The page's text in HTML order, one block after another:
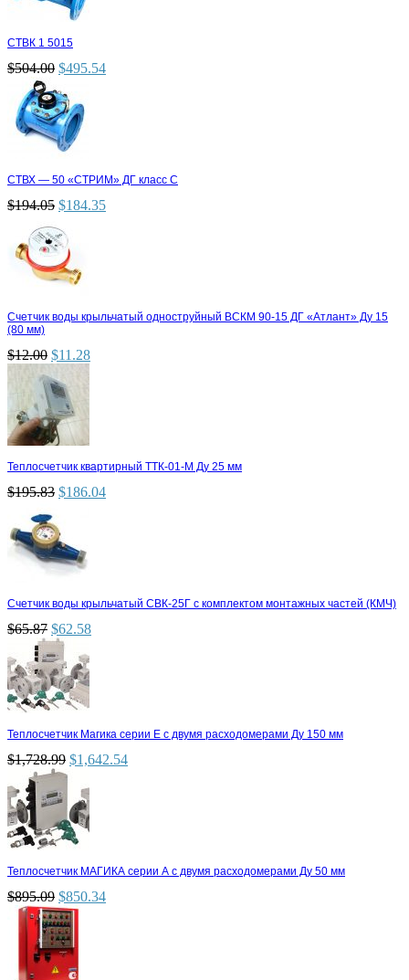
СТВК 1 5015
$504.00 $495.54
СТВХ — 50 «СТРИМ» ДГ класс С
$194.05 $184.35
Счетчик воды крыльчатый одноструйный ВСКМ 90-15 ДГ «Атлант» Ду 15
(80 мм)
$12.00 $11.28
Теплосчетчик квартирный ТТК-01-М Ду 25 мм
$195.83 $186.04
Счетчик воды крыльчатый СВК-25Г с комплектом монтажных частей (КМЧ)
$65.87 $62.58
Теплосчетчик Магика серии Е с двумя расходомерами Ду 150 мм
$1,728.99 $1,642.54
Теплосчетчик МАГИКА серии А с двумя расходомерами Ду 50 мм
$895.09 $850.34